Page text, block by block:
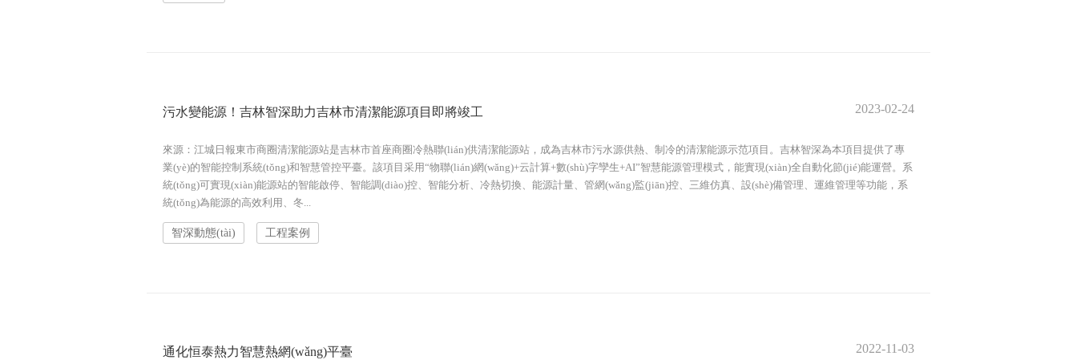
污水變能源！吉林智深助力吉林市清潔能源項目即將竣工 2023-02-24
來源：江城日報東市商圈清潔能源站是吉林市首座商圈冷熱聯(lián)供清潔能源站，成為吉林市污水源供熱、制冷的清潔能源示范項目。吉林智深為本項目提供了專
業(yè)的智能控制系統(tǒng)和智慧管控平臺。該項目采用“物聯(lián)網(wǎng)+云計算+數(shù)字孿生+AI”智慧能源管理模式，能實現(xiàn)全自動化節(jié)能運營。系
統(tǒng)可實現(xiàn)能源站的智能啟停、智能調(diào)控、智能分析、冷熱切換、能源計量、管網(wǎng)監(jiān)控、三維仿真、設(shè)備管理、運維管理等功能，系
統(tǒng)為能源的高效利用、冬...
智深動態(tài) 工程案例
通化恒泰熱力智慧熱網(wǎng)平臺 2022-11-03